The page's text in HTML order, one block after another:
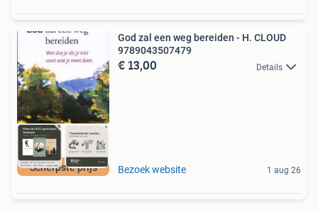
Scherpste prijs
God zal een weg bereiden - H. CLOUD
9789043507479
€ 13,00 Details
Bezoek website 1 aug 26